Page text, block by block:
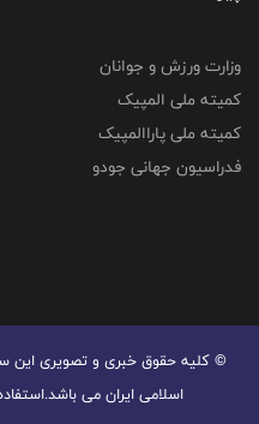
وزارت ورزش و جوانان
کمیته ملی المپیک
کمیته ملی پاراالمپیک
فدراسیون جهانی جودو
© کليه حقوق خبری و تصويری اين
اسلامی ایران می